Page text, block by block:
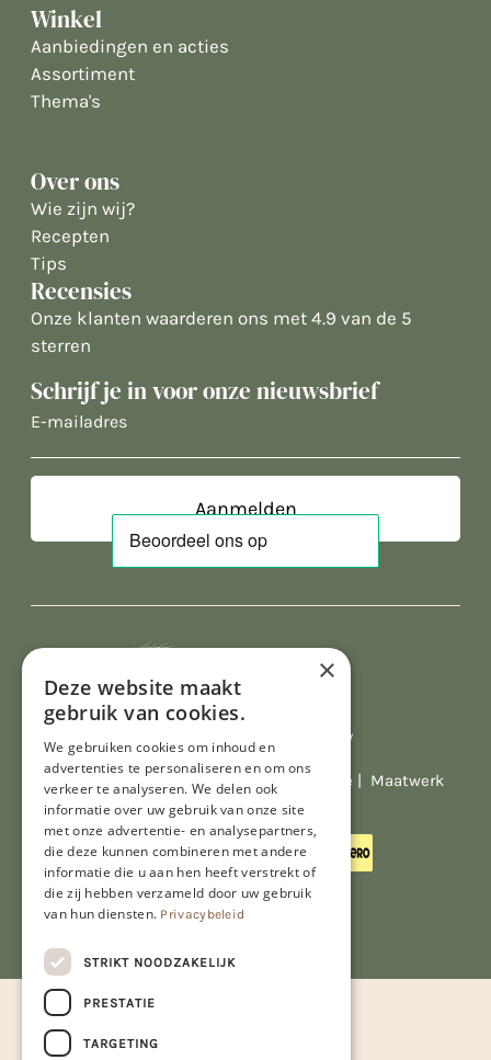
Winkel
Aanbiedingen en acties
Assortiment
Thema's
Over ons
Wie zijn wij?
Recepten
Tips
Recensies
Onze klanten waarderen ons met 4.9 van de 5
sterren
Schrijf je in voor onze nieuwsbrief
E-
Al onze prijzen zijn incl. BTW
© Copyright 2026 Limburgs Bakwinkeltje | Maatwerk
website webmix
×
Deze website maakt
gebruik van cookies.
We gebruiken cookies om inhoud en
advertenties te personaliseren en om ons
verkeer te analyseren. We delen ook
informatie over uw gebruik van onze site
met onze advertentie- en analysepartners,
die deze kunnen combineren met andere
informatie die u aan hen heeft verstrekt of
die zij hebben verzameld door uw gebruik
van hun diensten. Privacybeleid
STRIKT NOODZAKELIJK
PRESTATIE
TARGETING